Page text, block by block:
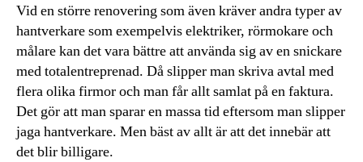
Vid en större renovering som även kräver andra typer av
hantverkare som exempelvis elektriker, rörmokare och
målare kan det vara bättre att använda sig av en snickare
med totalentreprenad. Då slipper man skriva avtal med
flera olika firmor och man får allt samlat på en faktura.
Det gör att man sparar en massa tid eftersom man slipper
jaga hantverkare. Men bäst av allt är att det innebär att
det blir billigare.